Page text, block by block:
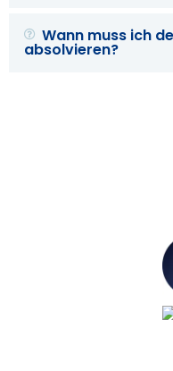
Wann muss ich
absolvieren?